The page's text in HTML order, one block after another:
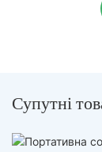
Супутні